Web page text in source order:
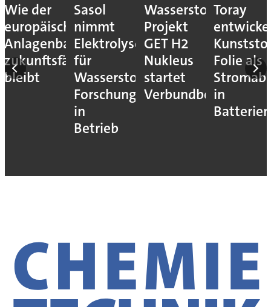
Wie der
europäische
Anlagenbau
zukunftsfähig
bleibt
Sasol
nimmt
Elektrolyseur
für
Wasserstoff-
Forschung
in
Betrieb
Wasserstoff-
Projekt
GET H2
Nukleus
startet
Verbundbetrieb
Toray
Folie als
in
Batterien